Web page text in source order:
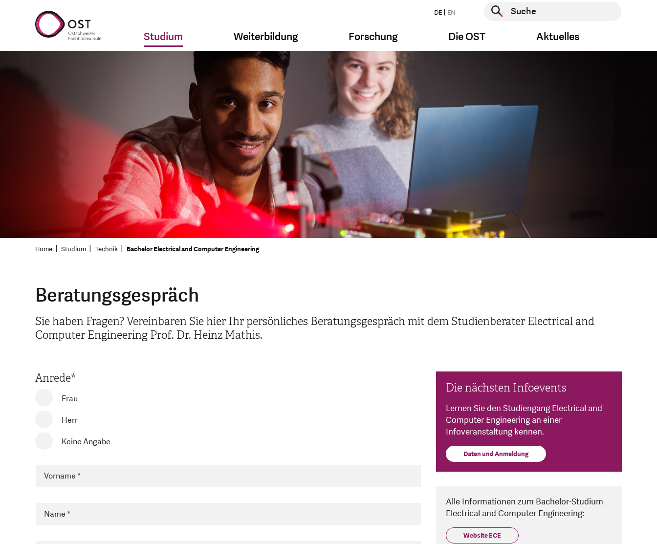
DE EN
Suche starten
Studium Weiterbildung Forschung Die OST Aktuelles
Home Studium Technik Bachelor Electrical and Computer Engineering
Beratungsgespräch
Sie haben Fragen? Vereinbaren Sie hier Ihr persönliches Beratungsgespräch mit dem Studienberater Electrical and
Computer Engineering Prof. Dr. Heinz Mathis.
Anrede*
Frau
Herr
Keine Angabe
Die nächsten Infoevents
Lernen Sie den Studiengang Electrical and
Computer Engineering an einer
Infoveranstaltung kennen.
Daten und Anmeldung
Alle Informationen zum Bachelor-Studium
Electrical and Computer Engineering:
Website ECE